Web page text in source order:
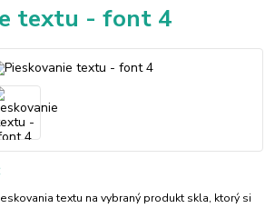
textu - font 4
textu na vybraný produkt skla, ktorý si